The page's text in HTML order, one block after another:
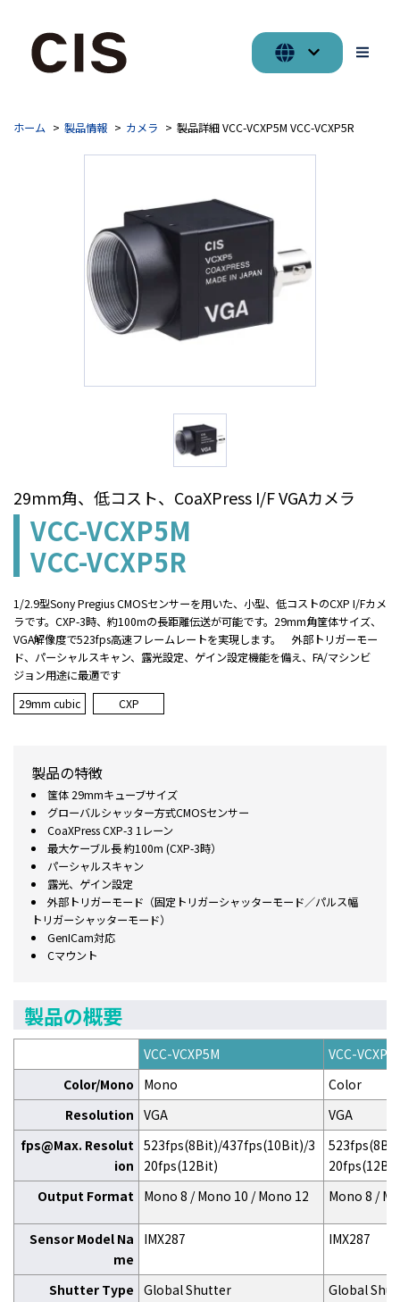
ホーム 製品情報 カメラ 製品詳細 VCC-VCXP5M VCC-VCXP5R
29mm角、低コスト、CoaXPress I/F VGAカメラ
VCC-VCXP5M
VCC-VCXP5R
1/2.9型Sony Pregius CMOSセンサーを用いた、小型、低コストのCXP I/Fカメ
ラです。CXP-3時、約100mの長距離伝送が可能です。29mm角筐体サイズ、
VGA解像度で523fps高速フレームレートを実現します。 外部トリガーモー
ド、パーシャルスキャン、露光設定、ゲイン設定機能を備え、FA/マシンビ
ジョン用途に最適です
29mm cubic
CXP
製品の特徴
筺体 29mmキューブサイズ
グローバルシャッター方式CMOSセンサー
CoaXPress CXP-3 1レーン
最大ケーブル長 約100m (CXP-3時）
パーシャルスキャン
露光、ゲイン設定
外部トリガーモード（固定トリガーシャッターモード／パルス幅
トリガーシャッターモード）
GenICam対応
Cマウント
製品の概要
VCC-VCXP5M
VCC-
Color/Mono
Mono
Color
Resolution VGA
VGA
fps@Max. Resolut
ion
523fps(8Bit)/437fps(10Bit)/3
20fps(12Bit)
Output Format Mono 8 / Mono 10 / Mono 12 Mono 8 /
Sensor Model Na
me
IMX287 IMX287
Shutter Type Global Shutter
Global